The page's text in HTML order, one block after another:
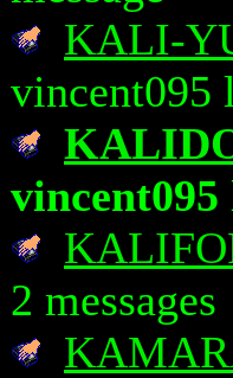
KALI-
vincent095
vincent095
2 messages